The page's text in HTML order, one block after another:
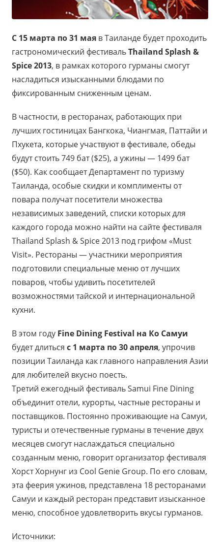
С 15 марта по 31 мая в Таиланде будет проходить
гастрономический фестивальThailand Splash &
Spice2013, в рамках которого гурманы смогут
насладиться изысканными блюдами по
фиксированным сниженным ценам.
В частности, в ресторанах, работающих при
лучших гостиницах Бангкока, Чиангмая, Паттайи и
Пхукета, которые участвуют в фестивале, обеды
будут стоить 749 бат ($25), а ужины — 1499 бат
($50). Как сообщает Департамент по туризму
Таиланда, особые скидки и комплименты от
повара получат посетители множества
независимых заведений, списки которых для
каждого города можно найти на сайте фестиваля
Thailand Splash & Spice 2013 под грифом «Must
Visit». Рестораны — участники мероприятия
подготовили специальные меню от лучших
поваров, чтобы удивить посетителей
возможностями тайской и интернациональной
кухни.
В этом году Fine Dining Festival на Ко Самуи
будет длиться с 1 марта по 30 апреля, упрочив
позиции Таиланда как главного направления Азии
для любителей вкусно поесть.
Третий ежегодный фестиваль Samui Fine Dining
объединит отели, курорты, частные рестораны и
поставщиков. Постоянно проживающие на Самуи,
туристы и отечественные гурманы в течение двух
месяцев смогут наслаждаться специально
созданным меню, говорит организатор фестиваля
Хорст Хорнунг из Cool Genie Group. По его словам,
эта феерия ужинов, представлена 18 ресторанами
Самуи и каждый ресторан представит изысканное
меню, способное удовлетворить вкусы гурманов.
Источники: